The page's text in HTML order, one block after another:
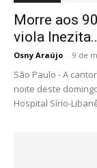
Morre aos
viola
Osny Araújo - 9 de
São Paulo - A
noite deste
Hospital Sírio-